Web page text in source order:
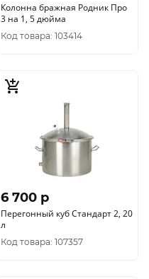
Колонна бражная Родник Про
3 на 1, 5 дюйма
Код товара: 103414
6 700 p
Перегонный куб Стандарт 2, 20
л
Код товара: 107357